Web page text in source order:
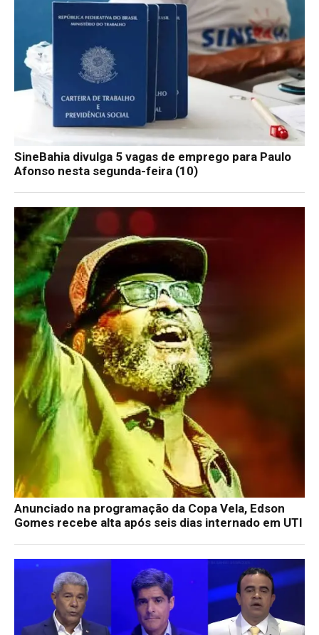
SineBahia divulga 5 vagas de emprego para Paulo
Afonso nesta segunda-feira (10)
Anunciado na programação da Copa Vela, Edson
Gomes recebe alta após seis dias internado em UTI